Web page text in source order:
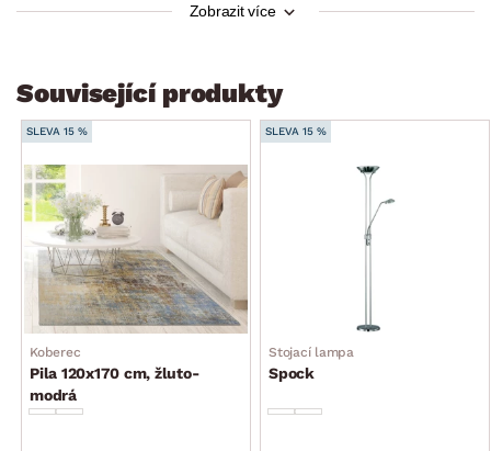
snadno se přizpůsobí tvaru těla
pohodlné ležérní sezení
poslouží při sledování filmů, čtení, hraní her, relaxování,
lenošení atd.
lze využít i jako doplňkové křesílko do obýváku
výška sedu: cca 35 cm
hloubka sedu: cca 50 cm
šířka sedu: cca 75 cm
výška opěradla: cca 35 cm
využití pouze v interieru
Zobrazit více
Související produkty
SLEVA 15 %
Koberec
Pila 120x170 cm, žluto-
modrá
SLEVA 15 %
Stojací lampa
Spock